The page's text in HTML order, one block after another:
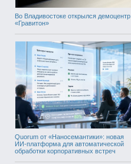
Во Владивостоке открылся демоцентр
«Гравитон»
Quorum от «Наносемантики»: новая
ИИ-платформа для автоматической
обработки корпоративных встреч